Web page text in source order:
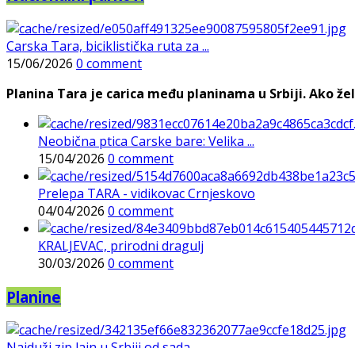
Carska Tara, biciklistička ruta za ...
15/06/2026 0 comment
Planina Tara je carica među planinama u Srbiji. Ako
Neobična ptica Carske bare: Velika ...
15/04/2026 0 comment
Prelepa TARA - vidikovac Crnjeskovo
04/04/2026 0 comment
KRALJEVAC, prirodni dragulj
30/03/2026 0 comment
Planine